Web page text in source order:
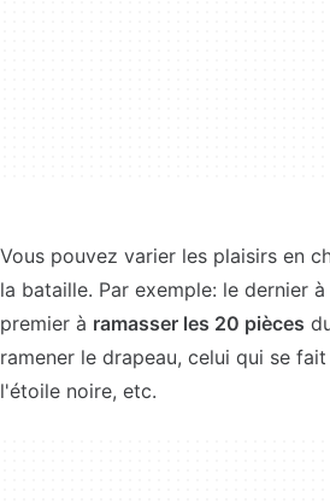
Vous pouvez varier les plaisirs en
la bataille. Par exemple: le dernier
premier à ramasser les 20 pièces
ramener le drapeau, celui qui se
l'étoile noire, etc.